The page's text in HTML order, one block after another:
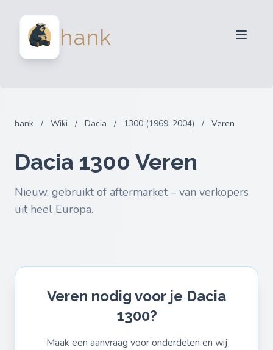
hank
Inloggen
hank / Wiki / Dacia / 1300 (1969–2004) / Veren
Dacia 1300 Veren
Nieuw, gebruikt of aftermarket – van verkopers
uit heel Europa.
Veren nodig voor je Dacia
1300?
Maak een aanvraag voor onderdelen en wij